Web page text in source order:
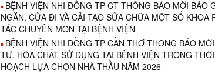
BỆNH VIỆN NHI ĐỒNG TP CT THÔNG BÁO MỜI BÁO
NGĂN, CỬA ĐI VÀ CẢI TẠO SỬA CHỮA MỘT SỐ KHOA
TÁC CHUYÊN MÔN TẠI BỆNH VIỆN
BỆNH VIỆN NHI ĐỒNG TP CẦN THƠ THÔNG BÁO
TƯ, HÓA CHẤT SỬ DỤNG TẠI BỆNH VIỆN TRONG
HOẠCH LỰA CHỌN NHÀ THẦU NĂM 2026